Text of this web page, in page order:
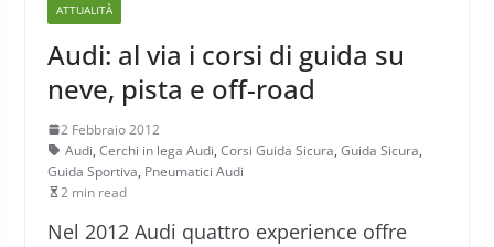
ATTUALITÀ
Audi: al via i corsi di guida su
neve, pista e off-road
2 Febbraio 2012
Audi, Cerchi in lega Audi, Corsi Guida Sicura, Guida Sicura,
Guida Sportiva, Pneumatici Audi
2 min read
Nel 2012 Audi quattro experience offre